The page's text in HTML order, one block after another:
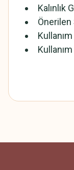
Kalınlık